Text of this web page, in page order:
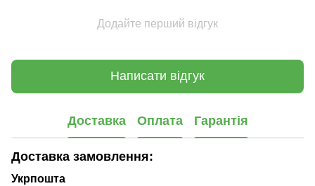
Додайте перший відгук
Написати відгук
Доставка Оплата Гарантія
Доставка замовлення:
Укрпошта